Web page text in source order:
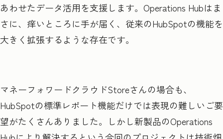
あわせたデータ活用を支援します。Operations Hubはま
さに、痒いところに手が届く、従来のHubSpotの機能を
大きく拡張するような存在です。
マネーフォワードクラウドStoreさんの場合も、
HubSpotの標準レポート機能だけでは表現の難しいご要
望がたくさんありました。しかし新製品のOperations